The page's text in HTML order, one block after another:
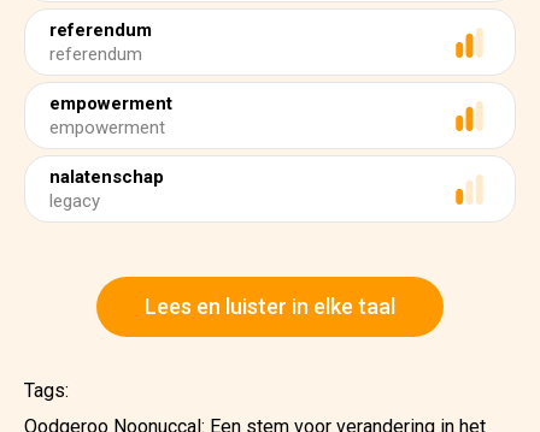
referendum
referendum
empowerment
empowerment
nalatenschap
legacy
Lees en luister in elke taal
Tags:
Oodgeroo Noonuccal: Een stem voor verandering in het